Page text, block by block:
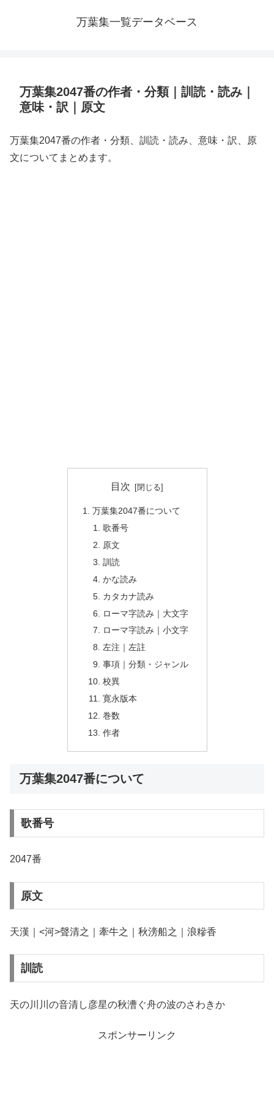
万葉集一覧データベース
万葉集2047番の作者・分類｜訓読・読み｜
意味・訳｜原文
万葉集2047番の作者・分類、訓読・読み、意味・訳、原
文についてまとめます。
目次
万葉集2047番について
歌番号
原文
訓読
かな読み
カタカナ読み
ローマ字読み｜大文字
ローマ字読み｜小文字
左注｜左註
事項｜分類・ジャンル
校異
寛永版本
巻数
作者
万葉集2047番について
歌番号
2047番
原文
天漢｜<河>聲清之｜牽牛之｜秋滂船之｜浪糝香
訓読
天の川川の音清し彦星の秋漕ぐ舟の波のさわきか
スポンサーリンク